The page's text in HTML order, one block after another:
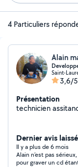
4 Particuliers
Alain
Saint-
3,6/5
Présentation
technicien
Dernier avis
Il y a plus de 6 mois
Alain n’est pas
pour graver un cd